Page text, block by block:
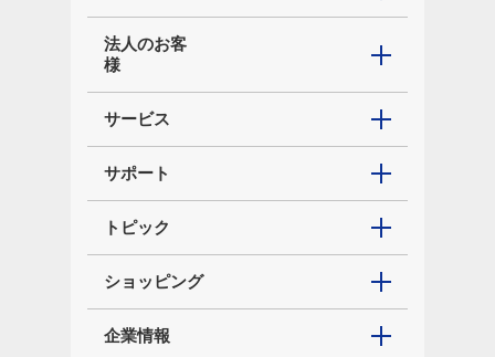
法人のお客
様
サービス
サポート
トピック
ショッピング
企業情報